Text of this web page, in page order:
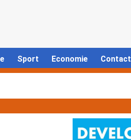
Sport Economie Contact